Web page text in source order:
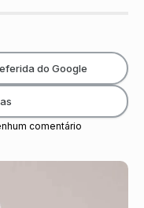
comentário
do Google